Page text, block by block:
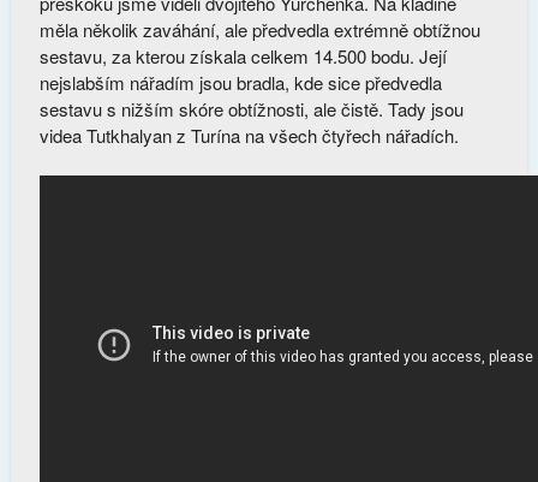
měla několik zaváhání, ale předvedla extrémně obtížnou
sestavu, za kterou získala celkem 14.500 bodu. Její
nejslabším nářadím jsou bradla, kde sice předvedla
sestavu s nižším skóre obtížnosti, ale čistě. Tady jsou
videa Tutkhalyan z Turína na všech čtyřech nářadích.